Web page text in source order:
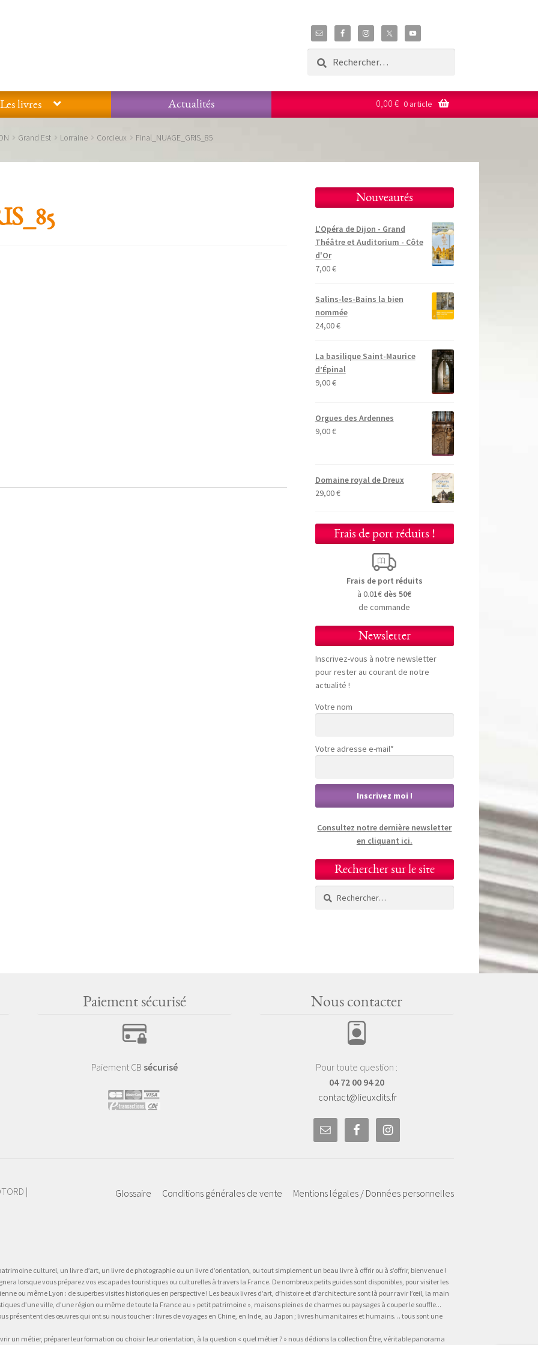
Les livres
Actualités
0,00 € 0 article
Grand Est Lorraine Corcieux Final_NUAGE_GRIS_85
Nouveautés
L'Opéra de Dijon - Grand
Théâtre et Auditorium - Côte
d'Or
7,00€
Salins-les-Bains la bien
nommée
24,00€
La basilique Saint-Maurice
d’Épinal
9,00€
Orgues des Ardennes
9,00€
Domaine royal de Dreux
29,00€
Frais de port réduits !
Frais de port réduits
à 0.01€ dès 50€
de commande
Newsletter
Inscrivez-vous à notre newsletter
pour rester au courant de notre
actualité !
Votre nom
Votre adresse e-mail*
Consultez notre dernière newsletter
en cliquant ici.
Rechercher sur le site
Rechercher :
Paiement sécurisé
Paiement CB sécurisé
Nous contacter
Pour toute question :
04 72 00 94 20
contact@lieuxdits.fr
Glossaire Conditions générales de vente Mentions légales / Données personnelles
|
culturel, un livre d’art, un livre de photographie ou un livre d’orientation, ou tout simplement un beau livre à offrir ou à s’offrir, bienvenue !
lorsque vous préparez vos escapades touristiques ou culturelles à travers la France. De nombreux petits guides sont disponibles, pour visiter les
ou même Lyon : de superbes visites historiques en perspective ! Les beaux livres d’art, d’histoire et d’architecture sont là pour ravir l’œil, la main
d’une ville, d’une région ou même de toute la France au « petit patrimoine », maisons pleines de charmes ou paysages à couper le souffle...
présentent des œuvres qui ont su nous toucher : livres de voyages en Chine, en Inde, au Japon ; livres humanitaires et humains… tous sont une
un métier, préparer leur formation ou choisir leur orientation, à la question « quel métier ? » nous dédions la collection Être, véritable panorama